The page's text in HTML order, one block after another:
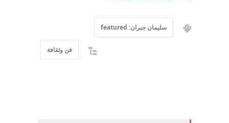
سليمان جبران: featured
فن وثقافة